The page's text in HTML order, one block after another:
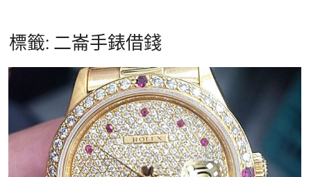
標籤: 二崙手錶借錢